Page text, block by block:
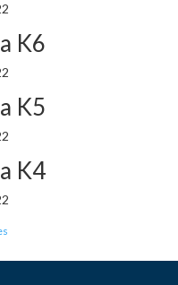
K6
K5
K4